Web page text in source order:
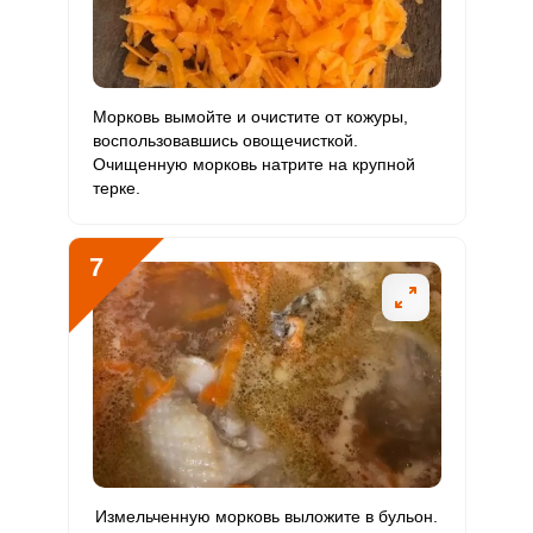
Морковь вымойте и очистите от кожуры,
воспользовавшись овощечисткой.
Очищенную морковь натрите на крупной
терке.
7
Измельченную морковь выложите в бульон.